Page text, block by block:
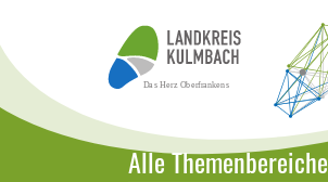
Bildungsatlas Landkreis Kulmbach
Alle Themenbereiche